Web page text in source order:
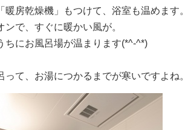
暖房乾燥機」もつけて、浴室も温めます。
ンで、すぐに暖かい風が。
ちにお風呂場が温まります(*^-^*)
って、お湯につかるまでが寒いですよね。